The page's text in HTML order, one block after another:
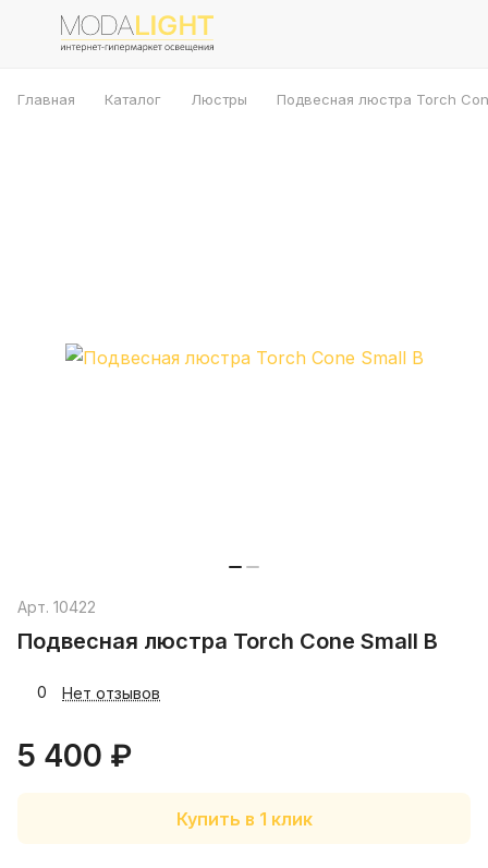
Главная Каталог Люстры Подвесная люстра Torch
Арт. 10422
Подвесная люстра Torch Cone Small B
0 Нет отзывов
5 400 ₽
Купить в 1 клик